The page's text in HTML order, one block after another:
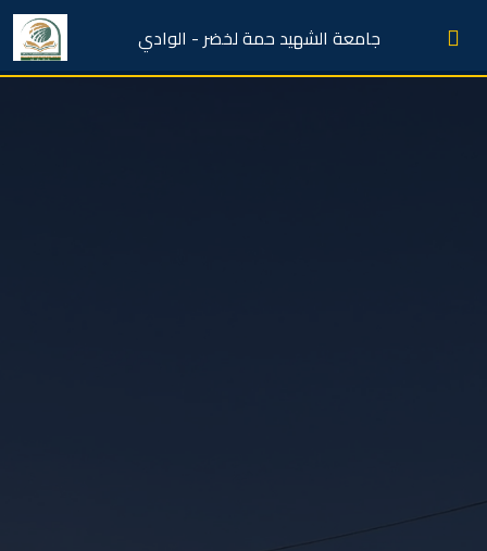
جامعة الشهيد حمة لخضر - الوادي